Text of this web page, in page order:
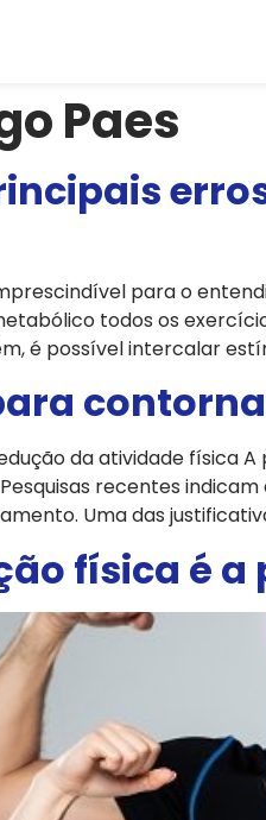
Paes
para o
todos os
é possível intercalar
da atividade física
recentes
Uma das
física é